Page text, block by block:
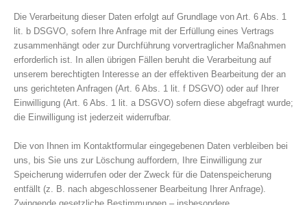
Die Verarbeitung dieser Daten erfolgt auf Grundlage von Art. 6 Abs. 1
lit. b DSGVO, sofern Ihre Anfrage mit der Erfüllung eines Vertrags
zusammenhängt oder zur Durchführung vorvertraglicher Maßnahmen
erforderlich ist. In allen übrigen Fällen beruht die Verarbeitung auf
unserem berechtigten Interesse an der effektiven Bearbeitung der an
uns gerichteten Anfragen (Art. 6 Abs. 1 lit. f DSGVO) oder auf Ihrer
Einwilligung (Art. 6 Abs. 1 lit. a DSGVO) sofern diese abgefragt wurde;
die Einwilligung ist jederzeit widerrufbar.
Die von Ihnen im Kontaktformular eingegebenen Daten verbleiben bei
uns, bis Sie uns zur Löschung auffordern, Ihre Einwilligung zur
Speicherung widerrufen oder der Zweck für die Datenspeicherung
entfällt (z. B. nach abgeschlossener Bearbeitung Ihrer Anfrage).
Zwingende gesetzliche Bestimmungen – insbesondere